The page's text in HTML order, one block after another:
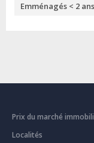
Emménagés < 2 ans
Prix du marché
Localités